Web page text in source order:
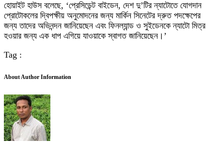
হোয়াইট হাউস বলেছে, ‘প্রেসিডেন্ট বাইডেন, দেশ দু’টির ন্যাটোতে যোগদান
প্রোটোকলের দ্বিপক্ষীয় অনুমোদনের জন্য মার্কিন সিনেটের দ্রুত পদক্ষেপের
জন্য তাদের অভিনন্দন জানিয়েছেন এবং ফিনল্যান্ড ও সুইডেনকে ন্যাটো মিত্র
হওয়ার জন্য এক ধাপ এগিয়ে যাওয়াকে স্বাগত জানিয়েছেন।’
Tag :
About Author Information